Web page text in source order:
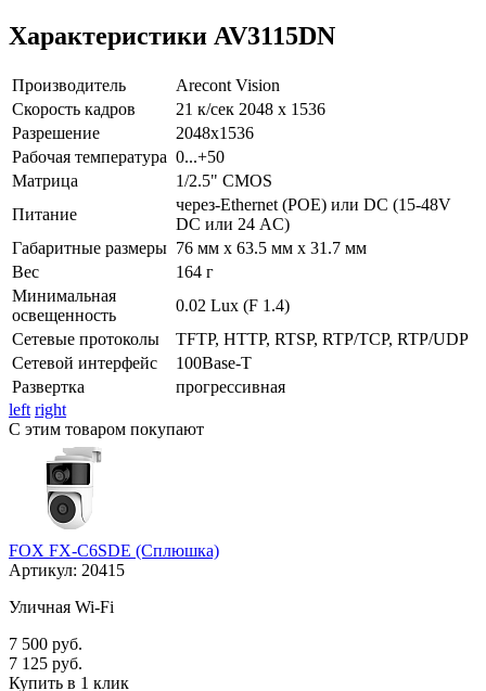
Характеристики AV3115DN
Производитель
Arecont Vision
Скорость кадров
21 к/сек 2048 x 1536
Разрешение
2048x1536
Рабочая температура 0...+50
Матрица
1/2.5" CMOS
Питание
через-Ethernet (POE) или DC (15-48V
DC или 24 AC)
Габаритные размеры 76 мм х 63.5 мм х 31.7 мм
Вес
164 г
Минимальная
освещенность
0.02 Lux (F 1.4)
Сетевые протоколы
TFTP, HTTP, RTSP, RTP/TCP, RTP/UDP
Сетевой интерфейс
100Base-T
Развертка
прогрессивная
left right
С этим товаром покупают
FOX FX-C6SDE (Сплюшка)
Артикул: 20415
Уличная Wi-Fi
7 500 руб.
7 125 руб.
Купить в 1 клик